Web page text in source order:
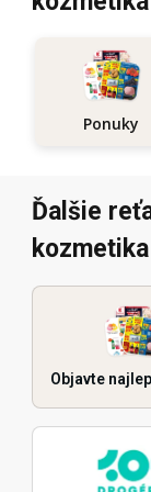
Ponuky
Ďalšie
kozmetika
Objavte